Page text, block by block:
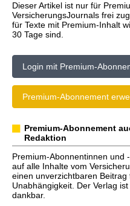
Dieser Artikel ist nur für
VersicherungsJournals frei
für Texte mit Premium-Inhalt
30 Tage sind.
Login mit Premium-
Premium-Abonnement
Premium-Abonnement
Redaktion
Premium-Abonnentinnen und
auf alle Inhalte vom
einen unverzichtbaren
Unabhängigkeit. Der Verlag
dankbar.